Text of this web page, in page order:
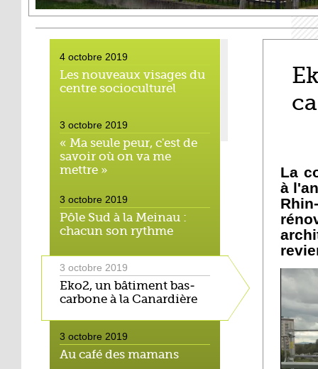
4 octobre 2019
Les nouveaux visages du
centre socioculturel
3 octobre 2019
« Ma seule peur, c'est de
savoir où on va me
mettre »
3 octobre 2019
Pôle Sud à la Meinau :
chacun son rythme
3 octobre 2019
Eko2, un bâtiment bas-
carbone à la Canardière
3 octobre 2019
Au café des mamans
La
à